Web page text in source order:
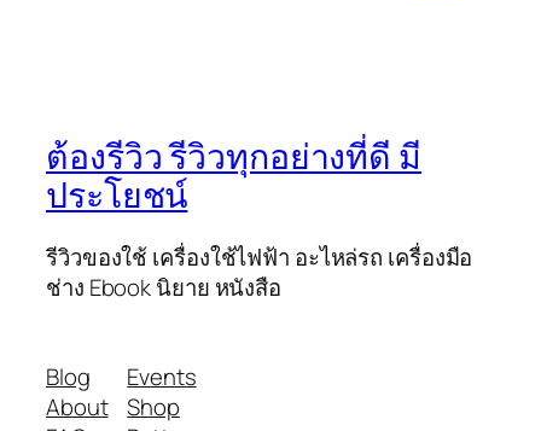
ต้องรีวิว รีวิวทุกอย่างที่ดี มี
ประโยชน์
รีวิวของใช้ เครื่องใช้ไฟฟ้า อะไหล่รถ เครื่องมือ
ช่าง Ebook นิยาย หนังสือ
Blog
About
Events
Shop